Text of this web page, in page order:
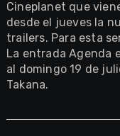
Cineplanet que
desde el jueves la
trailers. Para esta
La entrada Agenda
al domingo 19 de
Takana.